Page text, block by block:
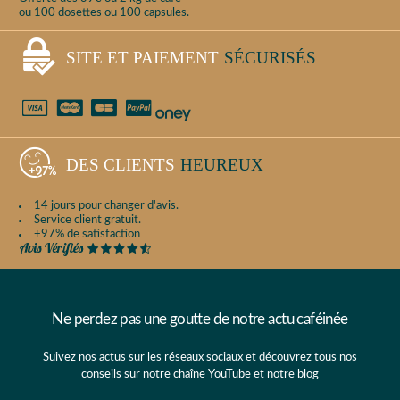
ou 100 dosettes ou 100 capsules.
SITE ET PAIEMENT SÉCURISÉS
DES CLIENTS HEUREUX
14 jours pour changer d'avis.
Service client gratuit.
+97% de satisfaction
Ne perdez pas une goutte de notre actu caféinée
Suivez nos actus sur les réseaux sociaux et découvrez tous nos
conseils sur notre chaîne YouTube et notre blog